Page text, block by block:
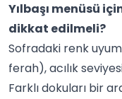
Yılbaşı menüsü
dikkat edilmeli?
Sofradaki renk
ferah), acılık
Farklı dokuları bir